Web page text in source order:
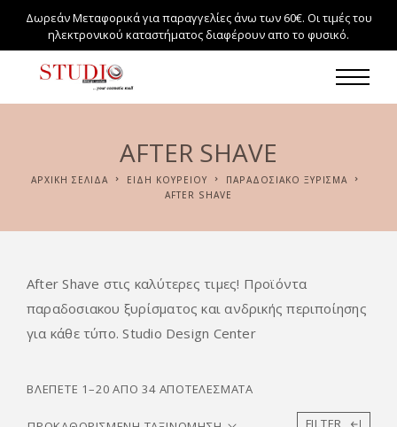
Δωρεάν Μεταφορικά για παραγγελίες άνω των 60€. Οι τιμές του
ηλεκτρονικού καταστήματος διαφέρουν απο το φυσικό.
AFTER SHAVE
ΑΡΧΙΚΉ ΣΕΛΊΔΑ ΕΙΔΗ ΚΟΥΡΕΙΟΥ
ΠΑΡΑΔΟΣΙΑΚΌ ΞΎΡΙΣΜΑ
AFTER SHAVE
After Shave στις καλύτερες τιμες! Προϊόντα
παραδοσιακου ξυρίσματος και ανδρικής περιποίησης
για κάθε τύπο. Studio Design Center
ΒΛΈΠΕΤΕ 1–20 ΑΠΌ 34 ΑΠΟΤΕΛΈΣΜΑΤΑ
FILTER